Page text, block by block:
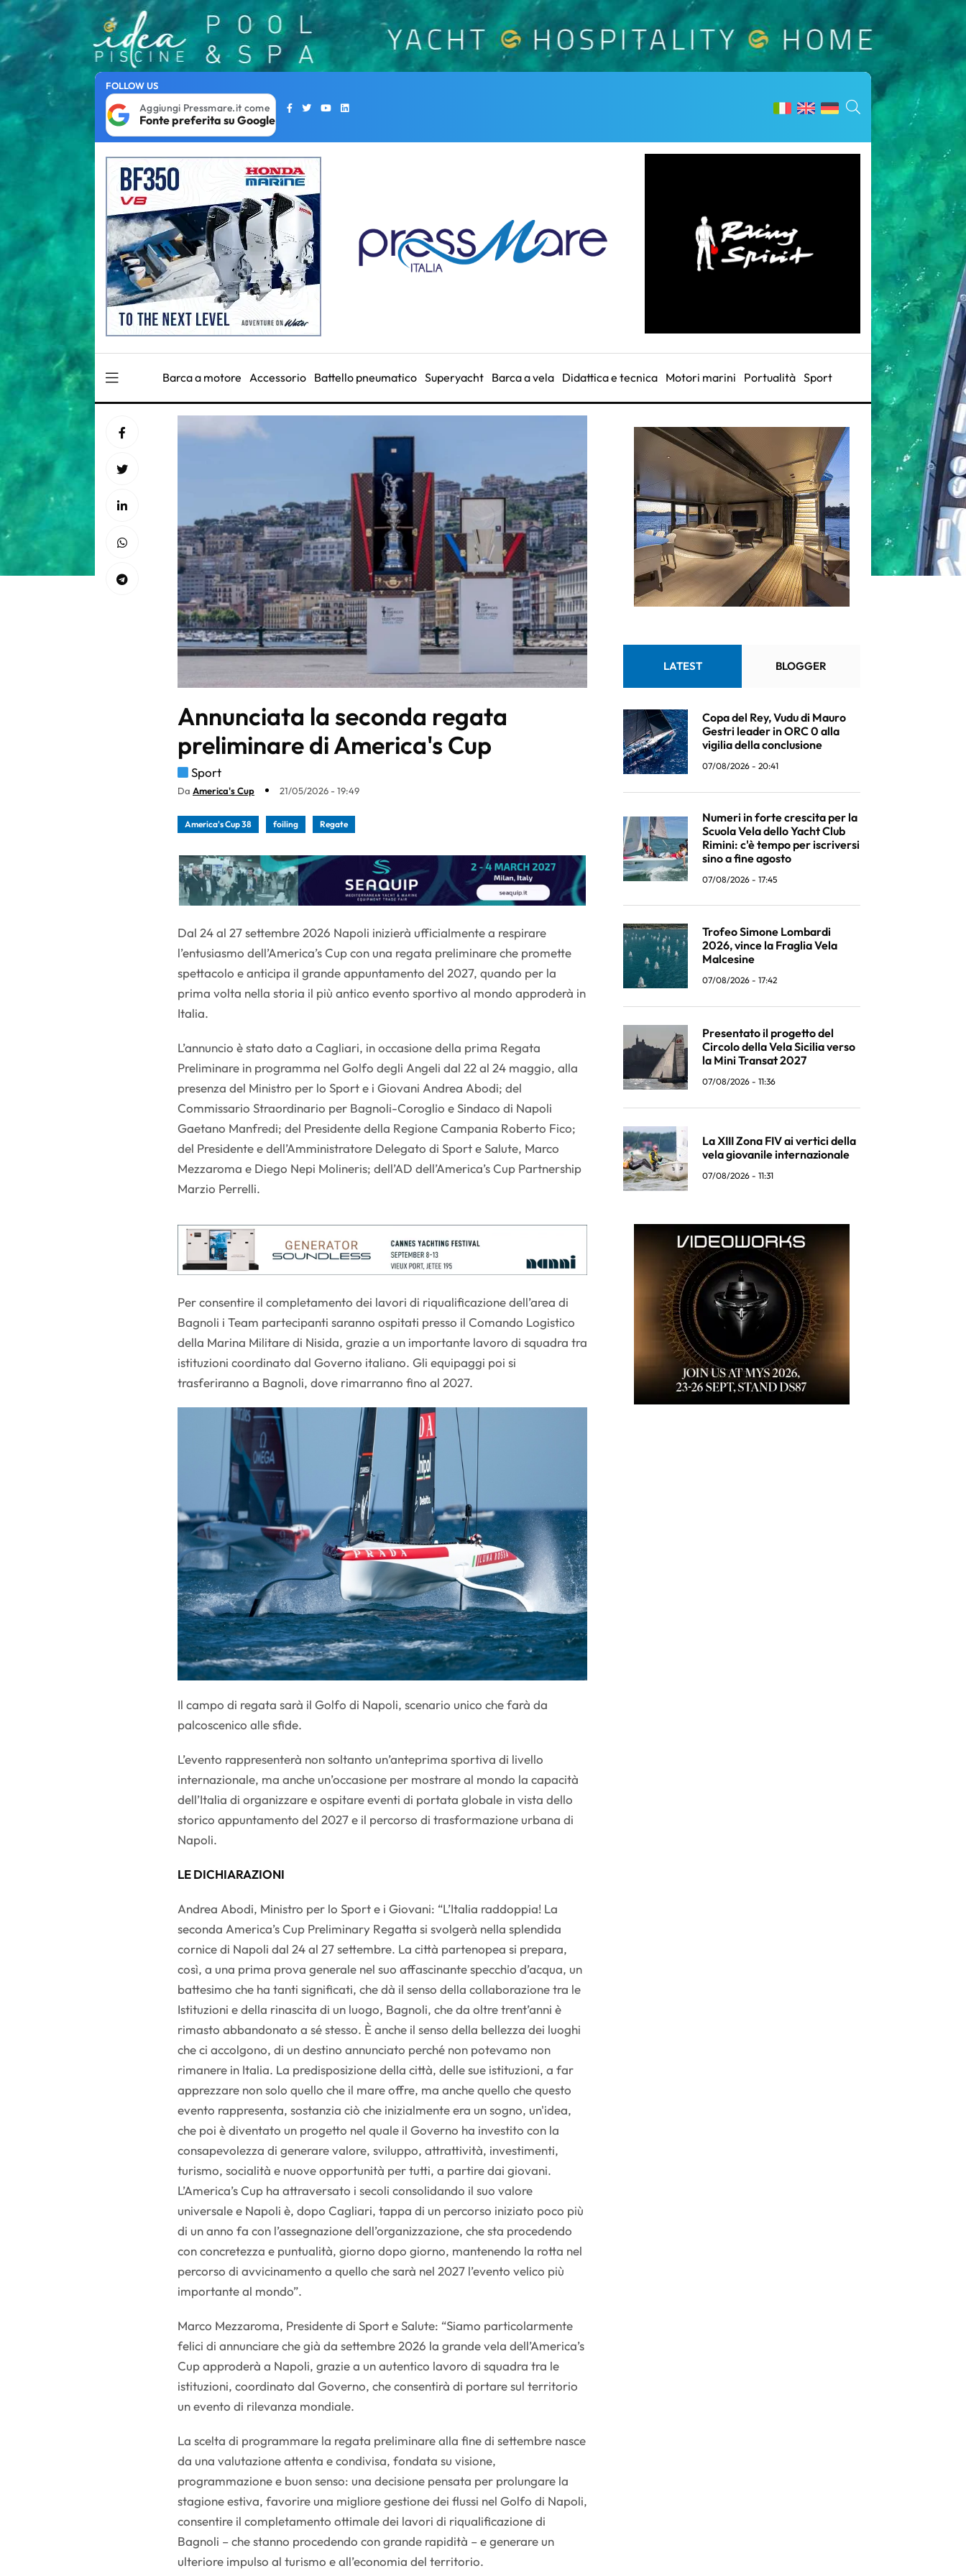
FOLLOW US
Aggiungi Pressmare.it come
Fonte preferita su Google
Barca a motore Accessorio Battello pneumatico Superyacht Barca a vela Didattica e tecnica Motori marini Portualità Sport
Annunciata la seconda regata
preliminare di America's Cup
Sport
Da America's Cup 21/05/2026 - 19:49
America's Cup 38 foiling Regate
Dal 24 al 27 settembre 2026 Napoli inizierà ufficialmente a respirare
l’entusiasmo dell’America’s Cup con una regata preliminare che promette
spettacolo e anticipa il grande appuntamento del 2027, quando per la
prima volta nella storia il più antico evento sportivo al mondo approderà in
Italia.
L’annuncio è stato dato a Cagliari, in occasione della prima Regata
Preliminare in programma nel Golfo degli Angeli dal 22 al 24 maggio, alla
presenza del Ministro per lo Sport e i Giovani Andrea Abodi; del
Commissario Straordinario per Bagnoli-Coroglio e Sindaco di Napoli
Gaetano Manfredi; del Presidente della Regione Campania Roberto Fico;
del Presidente e dell’Amministratore Delegato di Sport e Salute, Marco
Mezzaroma e Diego Nepi Molineris; dell’AD dell’America’s Cup Partnership
Marzio Perrelli.
Per consentire il completamento dei lavori di riqualificazione dell’area di
Bagnoli i Team partecipanti saranno ospitati presso il Comando Logistico
della Marina Militare di Nisida, grazie a un importante lavoro di squadra tra
istituzioni coordinato dal Governo italiano. Gli equipaggi poi si
trasferiranno a Bagnoli, dove rimarranno fino al 2027.
Il campo di regata sarà il Golfo di Napoli, scenario unico che farà da
palcoscenico alle sfide.
L’evento rappresenterà non soltanto un’anteprima sportiva di livello
internazionale, ma anche un’occasione per mostrare al mondo la capacità
dell’Italia di organizzare e ospitare eventi di portata globale in vista dello
storico appuntamento del 2027 e il percorso di trasformazione urbana di
Napoli.
LE DICHIARAZIONI
Andrea Abodi, Ministro per lo Sport e i Giovani: “L’Italia raddoppia! La
seconda America’s Cup Preliminary Regatta si svolgerà nella splendida
cornice di Napoli dal 24 al 27 settembre. La città partenopea si prepara,
così, a una prima prova generale nel suo affascinante specchio d’acqua, un
battesimo che ha tanti significati, che dà il senso della collaborazione tra le
Istituzioni e della rinascita di un luogo, Bagnoli, che da oltre trent’anni è
rimasto abbandonato a sé stesso. È anche il senso della bellezza dei luoghi
che ci accolgono, di un destino annunciato perché non potevamo non
rimanere in Italia. La predisposizione della città, delle sue istituzioni, a far
apprezzare non solo quello che il mare offre, ma anche quello che questo
evento rappresenta, sostanzia ciò che inizialmente era un sogno, un'idea,
che poi è diventato un progetto nel quale il Governo ha investito con la
consapevolezza di generare valore, sviluppo, attrattività, investimenti,
turismo, socialità e nuove opportunità per tutti, a partire dai giovani.
L’America’s Cup ha attraversato i secoli consolidando il suo valore
universale e Napoli è, dopo Cagliari, tappa di un percorso iniziato poco più
di un anno fa con l’assegnazione dell’organizzazione, che sta procedendo
con concretezza e puntualità, giorno dopo giorno, mantenendo la rotta nel
percorso di avvicinamento a quello che sarà nel 2027 l’evento velico più
importante al mondo”.
Marco Mezzaroma, Presidente di Sport e Salute: “Siamo particolarmente
felici di annunciare che già da settembre 2026 la grande vela dell’America’s
Cup approderà a Napoli, grazie a un autentico lavoro di squadra tra le
istituzioni, coordinato dal Governo, che consentirà di portare sul territorio
un evento di rilevanza mondiale.
La scelta di programmare la regata preliminare alla fine di settembre nasce
da una valutazione attenta e condivisa, fondata su visione,
programmazione e buon senso: una decisione pensata per prolungare la
stagione estiva, favorire una migliore gestione dei flussi nel Golfo di Napoli,
consentire il completamento ottimale dei lavori di riqualificazione di
Bagnoli – che stanno procedendo con grande rapidità – e generare un
ulteriore impulso al turismo e all’economia del territorio.
LATEST BLOGGER
Copa del Rey, Vudu di Mauro
Gestri leader in ORC 0 alla
vigilia della conclusione
07/08/2026 - 20:41
Numeri in forte crescita per la
Scuola Vela dello Yacht Club
Rimini: c'è tempo per iscriversi
sino a fine agosto
07/08/2026 - 17:45
Trofeo Simone Lombardi
2026, vince la Fraglia Vela
Malcesine
07/08/2026 - 17:42
Presentato il progetto del
Circolo della Vela Sicilia verso
la Mini Transat 2027
07/08/2026 - 11:36
La XIII Zona FIV ai vertici della
vela giovanile internazionale
07/08/2026 - 11:31